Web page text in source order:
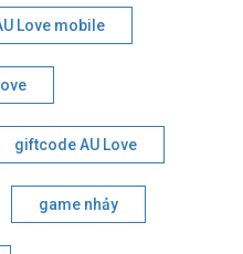
Love mobile
giftcode AU Love
game nhảy